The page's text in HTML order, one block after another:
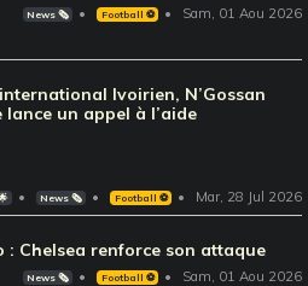
News 🗞️ Football ⚽️ Sam, 01 Aou 2026
Ivoirien, N’Gossan
lance un appel à l’aide
News 🗞️ Football ⚽️ Mar, 28 Jul 2026
: Chelsea renforce son attaque
News 🗞️ Football ⚽️ Sam, 01 Aou 2026